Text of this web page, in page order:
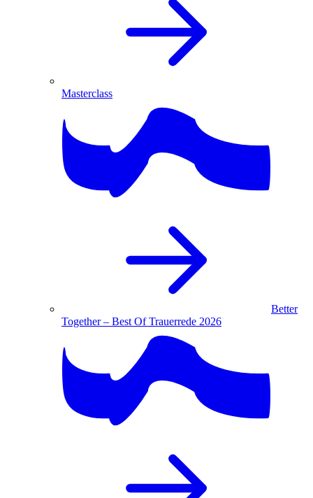
Masterclass
Better
Together – Best Of Trauerrede 2026